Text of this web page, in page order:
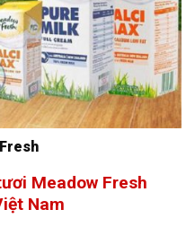
Meadow Fresh
Nam